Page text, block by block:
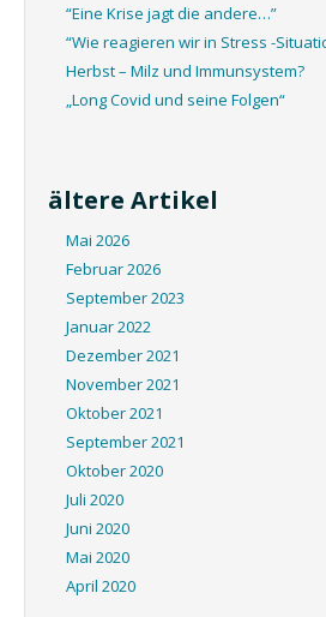
“Eine Krise jagt die andere…”
“Wie reagieren wir in Stress -
Herbst – Milz und Immunsystem?
„Long Covid und seine Folgen“
ältere Artikel
Mai 2026
Februar 2026
September 2023
Januar 2022
Dezember 2021
November 2021
Oktober 2021
September 2021
Oktober 2020
Juli 2020
Juni 2020
Mai 2020
April 2020